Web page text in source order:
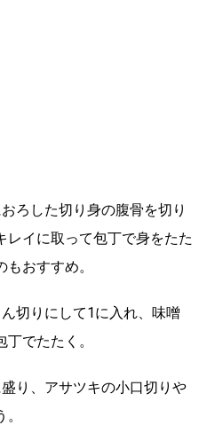
ろした切り身の腹骨を切り
レイに取って包丁で身をたた
おすすめ。
切りにして1に入れ、味噌
でたたく。
り、アサツキの小口切りや